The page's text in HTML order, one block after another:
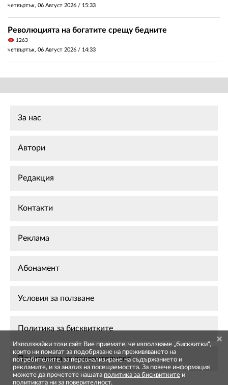
четвъртък, 06 Август 2026 / 15:33
Революцията на богатите срещу бедните
visibility 1263
четвъртък, 06 Август 2026 / 14:33
За нас
Автори
Редакция
Контакти
Реклама
Абонамент
Условия за ползване
Политика за бисквитките
Политиката за поверителност
Използвайки този сайт Вие приемате, че използваме „бисквитки",
които ни помагат за подобряване на преживяването на
потребителите, за персонализиране на съдържанието и
рекламите, и за анализ на посещаемостта. За повече информация
можете да прочетете нашата политика за бисквитките и
политиката ни за поверителност.